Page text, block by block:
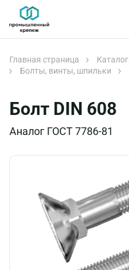
Главная страница Каталог
Болты, винты, шпильки
Болт DIN 608
Аналог ГОСТ 7786-81